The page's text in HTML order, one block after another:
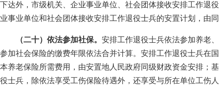
下达外，市级机关、企业事业单位、社会团体接收安排工作退
业事业单位和社会团体接收安排工作退役士兵的安置计划，由
（二十）依法参加社保。 安排工作退役士兵依法参加养老
参加社会保险的缴费年限依法合并计算。安排工作退役士兵在
本养老保险所需费用，由安置地人民政府同级财政资金安排；
役士兵，除依法享受工伤保险待遇外，还享受与所在单位工伤